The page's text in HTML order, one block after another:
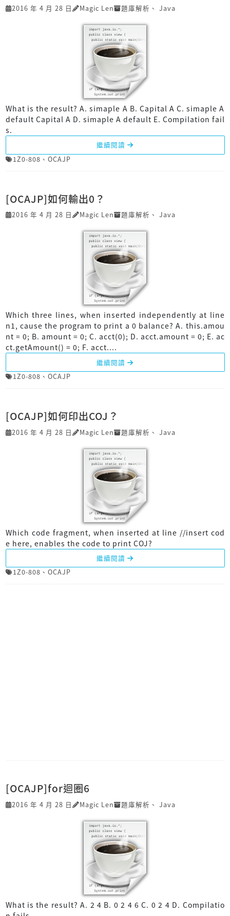
2016 年 4 月 28 日 Magic Len 題庫解析 、 Java
What is the result? A. simaple A B. Capital A C. simaple A
default Capital A D. simaple A default E. Compilation fail
s.
繼續閱讀
1Z0-808 、 OCAJP
[OCAJP]如何輸出0？
2016 年 4 月 28 日 Magic Len 題庫解析 、 Java
Which three lines, when inserted independently at line
n1, cause the program to print a 0 balance? A. this.amou
nt = 0; B. amount = 0; C. acct(0); D. acct.amount = 0; E. ac
ct.getAmount() = 0; F. acct....
繼續閱讀
1Z0-808 、 OCAJP
[OCAJP]如何印出COJ？
2016 年 4 月 28 日 Magic Len 題庫解析 、 Java
Which code fragment, when inserted at line //insert cod
e here, enables the code to print COJ?
繼續閱讀
1Z0-808 、 OCAJP
[OCAJP]for迴圈6
2016 年 4 月 28 日 Magic Len 題庫解析 、 Java
What is the result? A. 2 4 B. 0 2 4 6 C. 0 2 4 D. Compilatio